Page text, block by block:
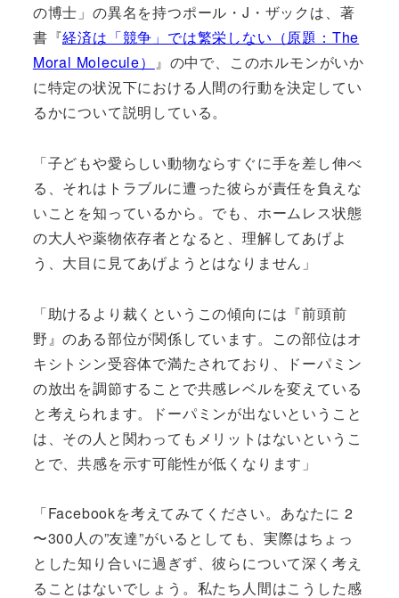
の博士」の異名を持つポール・J・ザックは、著
書『経済は「競争」では繁栄しない（原題：The
Moral Molecule） 』の中で、このホルモンがいか
に特定の状況下における人間の行動を決定してい
るかについて説明している。
「子どもや愛らしい動物ならすぐに手を差し伸べ
る、それはトラブルに遭った彼らが責任を負えな
いことを知っているから。でも、ホームレス状態
の大人や薬物依存者となると、理解してあげよ
う、大目に見てあげようとはなりません」
「助けるより裁くというこの傾向には『前頭前
野』のある部位が関係しています。この部位はオ
キシトシン受容体で満たされており、ドーパミン
の放出を調節することで共感レベルを変えている
と考えられます。ドーパミンが出ないということ
は、その人と関わってもメリットはないというこ
とで、共感を示す可能性が低くなります」
「Facebookを考えてみてください。あなたに 2
〜300人の”友達”がいるとしても、実際はちょっ
とした知り合いに過ぎず、彼らについて深く考え
ることはないでしょう。私たち人間はこうした感